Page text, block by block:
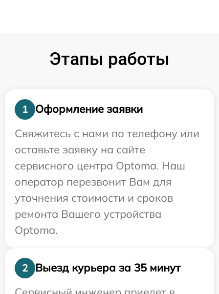
Этапы работы
1
Оформление заявки
Свяжитесь с нами по телефону или
оставьте заявку на сайте
сервисного центра Optoma. Наш
оператор перезвонит Вам для
уточнения стоимости и сроков
ремонта Вашего устройства
Optoma.
2
Выезд курьера за 35 минут